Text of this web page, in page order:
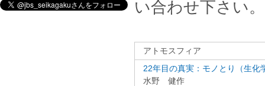
い合わせ下さい。
アトモスフィア
22年目の真実：モノとり（生化
水野 健作